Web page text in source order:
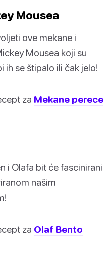
Mousea
ove mekane i
Mousea koji su
ih se štipalo ili čak jelo!
za Mekane perece
i Olafa bit će fascinirani
našim
za Olaf Bento